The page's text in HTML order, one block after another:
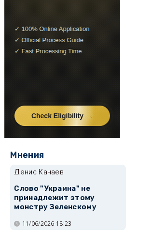
Мнения
Денис Канаев
Слово "Украина" не
принадлежит этому
монстру Зеленскому
11/06/2026 18:23